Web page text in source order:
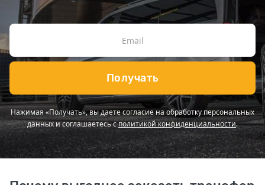
Получать
Нажимая «Получать», вы даете согласие на обработку персональных
данных и соглашаетесь сполитикой конфиденциальности.